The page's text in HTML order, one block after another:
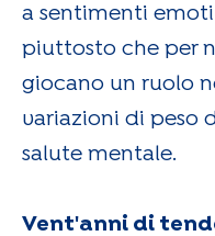
a sentimenti
piuttosto che per
giocano un ruolo
variazioni di peso
salute mentale.
Vent'anni di